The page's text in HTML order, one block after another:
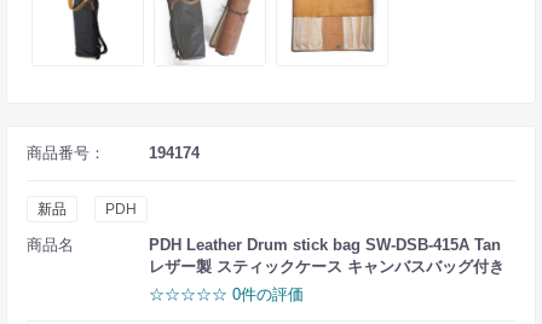
商品番号： 194174
新品 PDH
商品名
PDH Leather Drum stick bag SW-DSB-415A Tan
レザー製 スティックケース キャンバスバッグ付き
☆☆☆☆☆ 0件の評価